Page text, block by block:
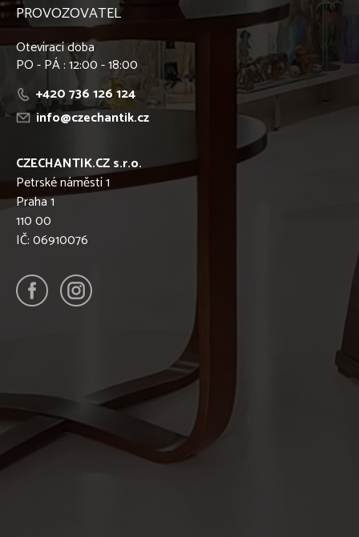
PROVOZOVATEL
Otevírací doba
PO - PÁ : 12:00 - 18:00
+420 736 126 124
info@czechantik.cz
CZECHANTIK.CZ s.r.o.
Petrské náměstí 1
Praha 1
110 00
IČ: 06910076